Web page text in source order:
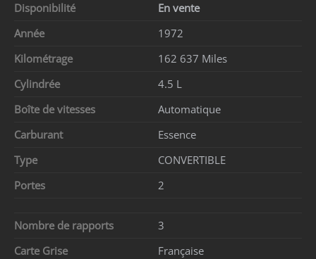
Disponibilité
En vente
Année
1972
Kilométrage
162 637 Miles
Cylindrée
4.5 L
Boîte de vitesses
Automatique
Carburant
Essence
Type
CONVERTIBLE
Portes
2
Nombre de rapports
3
Carte Grise
Française